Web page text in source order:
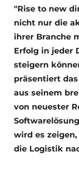
"Rise to new
nicht nur die
ihrer Branche
Erfolg in jeder
steigern
präsentiert
aus seinem
von neuester
wird es
die Logistik